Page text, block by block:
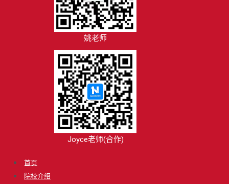
姚老师
Joyce老师(合作)
首页
院校介绍